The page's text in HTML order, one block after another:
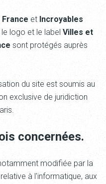
France et Incroyables
le logo et le label Villes et
sont protégés auprès
du site est soumis au
exclusive de juridiction
concernées.
modifiée par la
à l'informatique, aux